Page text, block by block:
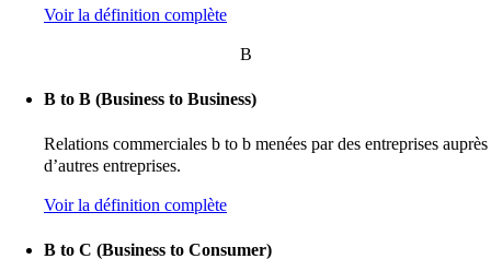
Voir la définition complète
B
B to B (Business to Business)
Relations commerciales b to b menées par des entreprises auprès
d’autres entreprises.
Voir la définition complète
B to C (Business to Consumer)